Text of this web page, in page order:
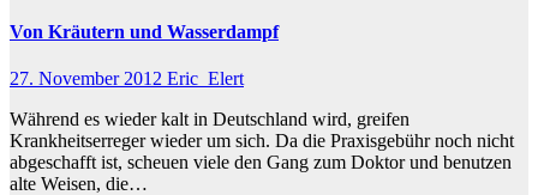
Von Kräutern und Wasserdampf
27. November 2012 Eric_Elert
Während es wieder kalt in Deutschland wird, greifen
Krankheitserreger wieder um sich. Da die Praxisgebühr noch nicht
abgeschafft ist, scheuen viele den Gang zum Doktor und benutzen
alte Weisen, die…